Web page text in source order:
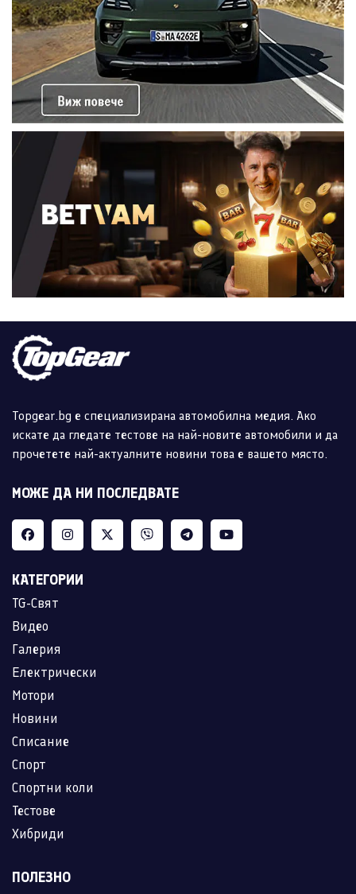
Topgear.bg е специализирана автомобилна медия. Ако
искате да гледате тестове на най-новите автомобили и да
прочетете най-актуалните новини това е вашето място.
МОЖЕ ДА НИ ПОСЛЕДВАТЕ
КАТЕГОРИИ
TG-Свят
Видео
Галерия
Електрически
Мотори
Новини
Списание
Спорт
Спортни коли
Тестове
Хибриди
ПОЛЕЗНО